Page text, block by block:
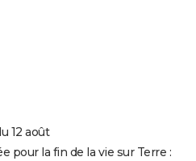
12 août
pour la fin de la vie sur Terre :